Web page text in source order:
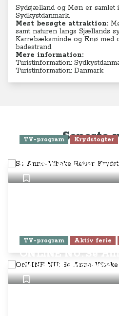
Sydsjælland og Møn er samlet
Sydkystdanmark.
Mest besøgte attraktion:
samt naturen langs Sjællands
Karrebæksminde og Enø med
badestrand.
Mere information:
Turistinformation:
Turistinformation: Danmark
Seneste
TV-program Krydstogter
fra Athen -
TV-program Aktiv ferie
ONLINE NU: Se
Rejser - Lanzarote